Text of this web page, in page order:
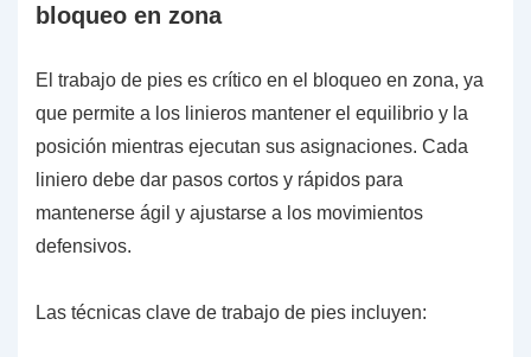
bloqueo en zona
El trabajo de pies es crítico en el bloqueo en zona, ya
que permite a los linieros mantener el equilibrio y la
posición mientras ejecutan sus asignaciones. Cada
liniero debe dar pasos cortos y rápidos para
mantenerse ágil y ajustarse a los movimientos
defensivos.
Las técnicas clave de trabajo de pies incluyen: